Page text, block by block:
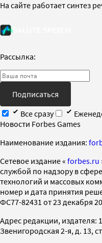
На сайте работает синтез
Рассылка:
Подписаться
Все сразу
Новости Forbes Games
Наименование издания:
Cетевое издание « forbes.ru
службой по надзору в
технологий и массовых
номер и дата принятия
ФС77-82431 от 23 декабря
Адрес редакции, издателя:
Звенигородская 2-я, д. 13,